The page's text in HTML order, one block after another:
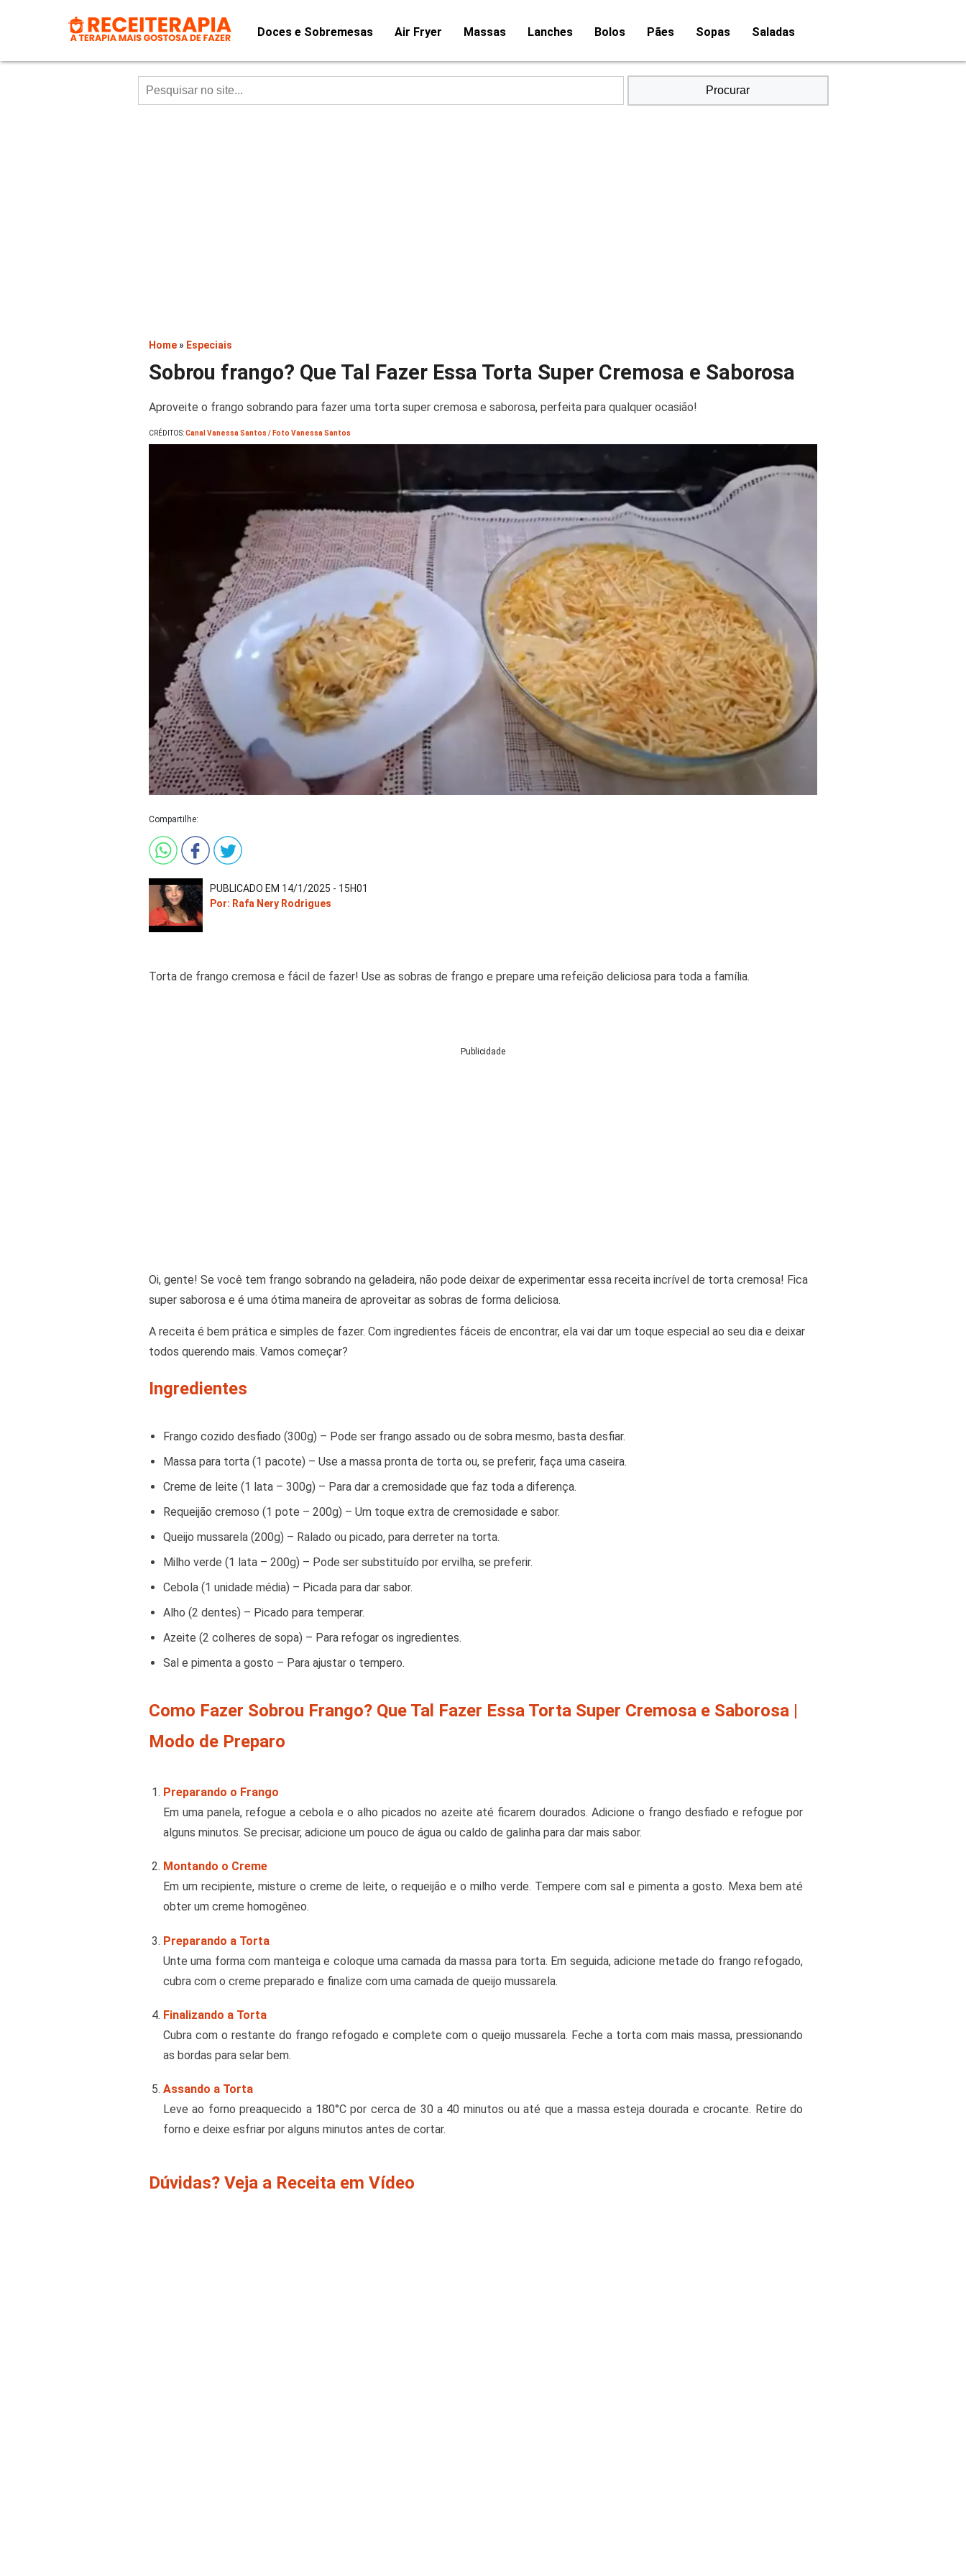
Doces e Sobremesas Air Fryer Massas Lanches Bolos Pães Sopas Saladas
Procurar
Home » Especiais
Sobrou frango? Que Tal Fazer Essa Torta Super Cremosa e Saborosa
Aproveite o frango sobrando para fazer uma torta super cremosa e saborosa, perfeita para qualquer ocasião!
CRÉDITOS:Canal Vanessa Santos / Foto Vanessa Santos
Compartilhe:
PUBLICADO EM 14/1/2025 - 15H01
Por: Rafa Nery Rodrigues
Torta de frango cremosa e fácil de fazer! Use as sobras de frango e prepare uma refeição deliciosa para toda a família.
Publicidade
Oi, gente! Se você tem frango sobrando na geladeira, não pode deixar de experimentar essa receita incrível de torta cremosa! Fica
super saborosa e é uma ótima maneira de aproveitar as sobras de forma deliciosa.
A receita é bem prática e simples de fazer. Com ingredientes fáceis de encontrar, ela vai dar um toque especial ao seu dia e deixar
todos querendo mais. Vamos começar?
Ingredientes
Frango cozido desfiado (300g) – Pode ser frango assado ou de sobra mesmo, basta desfiar.
Massa para torta (1 pacote) – Use a massa pronta de torta ou, se preferir, faça uma caseira.
Creme de leite (1 lata – 300g) – Para dar a cremosidade que faz toda a diferença.
Requeijão cremoso (1 pote – 200g) – Um toque extra de cremosidade e sabor.
Queijo mussarela (200g) – Ralado ou picado, para derreter na torta.
Milho verde (1 lata – 200g) – Pode ser substituído por ervilha, se preferir.
Cebola (1 unidade média) – Picada para dar sabor.
Alho (2 dentes) – Picado para temperar.
Azeite (2 colheres de sopa) – Para refogar os ingredientes.
Sal e pimenta a gosto – Para ajustar o tempero.
Como Fazer Sobrou Frango? Que Tal Fazer Essa Torta Super Cremosa e Saborosa |
Modo de Preparo
Preparando o Frango
Em uma panela, refogue a cebola e o alho picados no azeite até ficarem dourados. Adicione o frango desfiado e refogue por
alguns minutos. Se precisar, adicione um pouco de água ou caldo de galinha para dar mais sabor.
Montando o Creme
Em um recipiente, misture o creme de leite, o requeijão e o milho verde. Tempere com sal e pimenta a gosto. Mexa bem até
obter um creme homogêneo.
Preparando a Torta
Unte uma forma com manteiga e coloque uma camada da massa para torta. Em seguida, adicione metade do frango refogado,
cubra com o creme preparado e finalize com uma camada de queijo mussarela.
Finalizando a Torta
Cubra com o restante do frango refogado e complete com o queijo mussarela. Feche a torta com mais massa, pressionando
as bordas para selar bem.
Assando a Torta
Leve ao forno preaquecido a 180°C por cerca de 30 a 40 minutos ou até que a massa esteja dourada e crocante. Retire do
forno e deixe esfriar por alguns minutos antes de cortar.
Dúvidas? Veja a Receita em Vídeo